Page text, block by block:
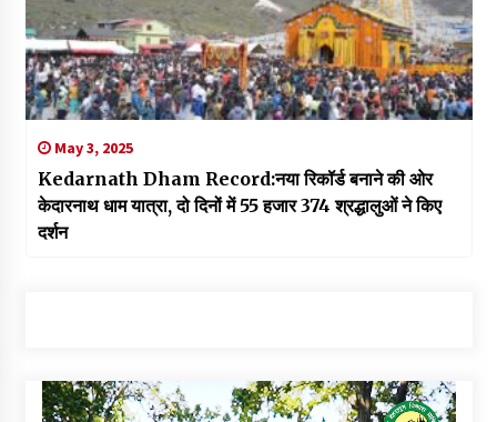
May 3, 2025
Kedarnath Dham Record:नया रिकॉर्ड बनाने की ओर
केदारनाथ धाम यात्रा, दो दिनों में 55 हजार 374 श्रद्धालुओं ने किए
दर्शन